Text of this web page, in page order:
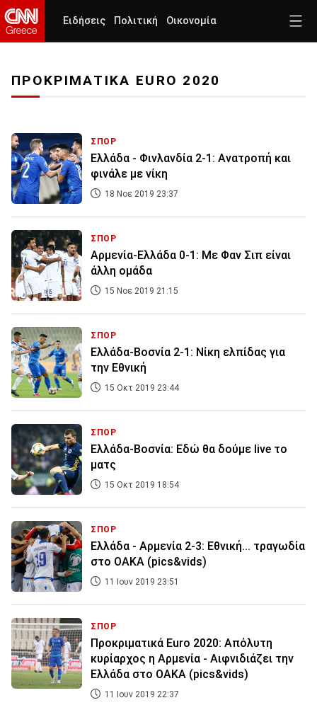
Ειδήσεις Πολιτική Οικονομία
ΠΡΟΚΡΙΜΑΤΙΚΑ EURO 2020
ΣΠΟΡ
Ελλάδα - Φινλανδία 2-1: Ανατροπή και
φινάλε με νίκη
18 Νοε 2019 23:37
ΣΠΟΡ
Αρμενία-Ελλάδα 0-1: Με Φαν Σιπ είναι
άλλη ομάδα
15 Νοε 2019 21:15
ΣΠΟΡ
Ελλάδα-Βοσνία 2-1: Νίκη ελπίδας για
την Εθνική
15 Οκτ 2019 23:44
ΣΠΟΡ
Ελλάδα-Βοσνία: Εδώ θα δούμε live το
ματς
15 Οκτ 2019 18:54
ΣΠΟΡ
Ελλάδα - Αρμενία 2-3: Εθνική... τραγωδία
στο ΟΑΚΑ (pics&vids)
11 Ιουν 2019 23:51
ΣΠΟΡ
Προκριματικά Euro 2020: Απόλυτη
κυρίαρχος η Αρμενία - Αιφνιδιάζει την
Ελλάδα στο ΟΑΚΑ (pics&vids)
11 Ιουν 2019 22:37